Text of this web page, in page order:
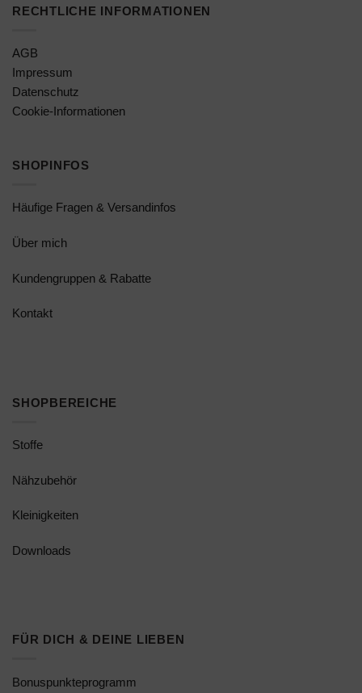
RECHTLICHE INFORMATIONEN
AGB
Impressum
Datenschutz
Cookie-Informationen
SHOPINFOS
Häufige Fragen & Versandinfos
Über mich
Kundengruppen & Rabatte
Kontakt
SHOPBEREICHE
Stoffe
Nähzubehör
Kleinigkeiten
Downloads
FÜR DICH & DEINE LIEBEN
Bonuspunkteprogramm